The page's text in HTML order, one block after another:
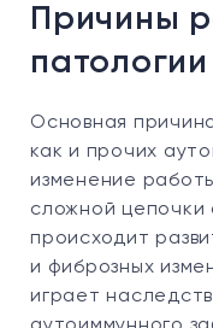
Причины
патологии
Основная
как и прочих
изменение
сложной цепочки
происходит
и фиброзных
играет